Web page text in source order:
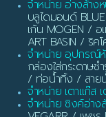
จำหน่าย อ่างล้าง
บลูไดมอนด์
เก้น MOGEN / อ
ART BASIN / ริค
จำหน่าย อุปกรณ์
กล่องใส่กระดาษ
/ ท่อน้ำทิ้ง / สาย
จำหน่าย เตาแก๊ส
จำหน่าย ซิงค์อ่าง